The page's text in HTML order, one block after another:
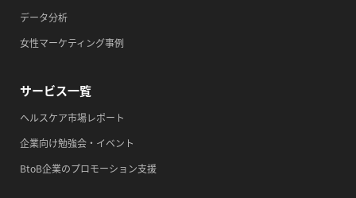
2026/09/14(月)
・がん征圧月間
・健康増進普及月間
・自殺予防週間
・心、血管病予防デー
データ分析
女性マーケティング事例
サービス一覧
ヘルスケア市場レポート
企業向け勉強会・イベント
BtoB企業のプロモーション支援